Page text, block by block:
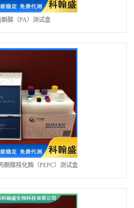
酮酸（PA）测试盒
酮酸羧化酶（PEPC）测试盒